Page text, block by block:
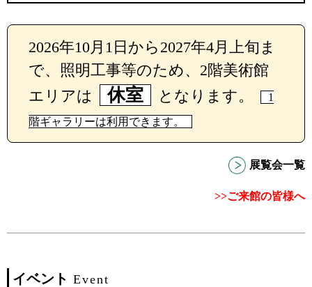
2026年10月1日から2027年4月上旬ま
で、照明工事等のため、2階美術館
エリアは
休室 となります。 1
階ギャラリーは利用できます。
展覧会一覧
>>ご来館の皆様へ
イベント Event